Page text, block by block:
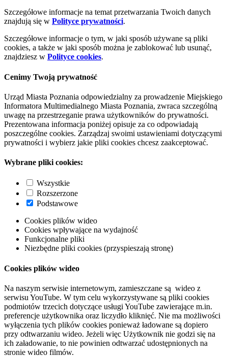
Szczegółowe informacje na temat przetwarzania Twoich danych
znajdują się w Polityce prywatności.
Szczegółowe informacje o tym, w jaki sposób używane są pliki
cookies, a także w jaki sposób można je zablokować lub usunąć,
znajdziesz w Polityce cookies.
Cenimy Twoją prywatność
Urząd Miasta Poznania odpowiedzialny za prowadzenie Miejskiego
Informatora Multimedialnego Miasta Poznania, zwraca szczególną
uwagę na przestrzeganie prawa użytkowników do prywatności.
Prezentowana informacja poniżej opisuje za co odpowiadają
poszczególne cookies. Zarządzaj swoimi ustawieniami dotyczącymi
prywatności i wybierz jakie pliki cookies chcesz zaakceptować.
Wybrane pliki cookies:
Wszystkie
Rozszerzone
Podstawowe
Cookies plików wideo
Cookies wpływające na wydajność
Funkcjonalne pliki
Niezbędne pliki cookies (przyspieszają stronę)
Cookies plików wideo
Na naszym serwisie internetowym, zamieszczane są wideo z
serwisu YouTube. W tym celu wykorzystywane są pliki cookies
podmiotów trzecich dotyczące usługi YouTube zawierające m.in.
preferencje użytkownika oraz liczydło kliknięć. Nie ma możliwości
wyłączenia tych plików cookies ponieważ ładowane są dopiero
przy odtwarzaniu wideo. Jeżeli więc Użytkownik nie godzi się na
ich załadowanie, to nie powinien odtwarzać udostępnionych na
stronie wideo filmów.